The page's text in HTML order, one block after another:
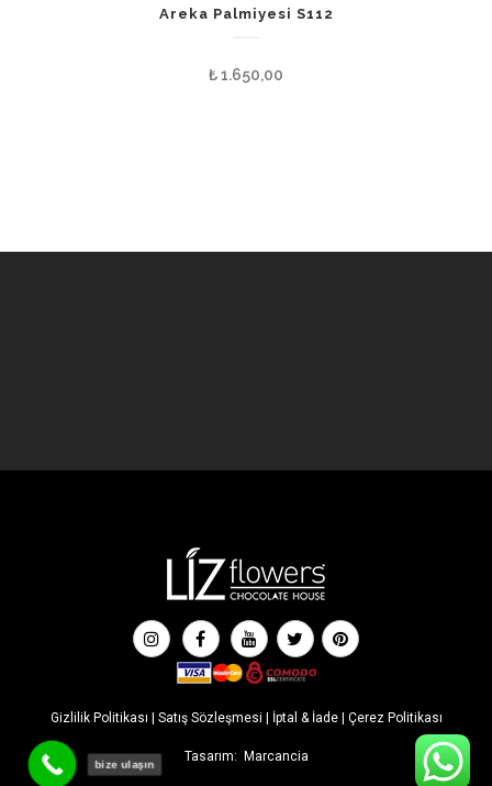
Areka Palmiyesi S112
₺1.650,00
Gizlilik Politikası | Satış Sözleşmesi | İptal & İade| Çerez Politikası
Tasarım: Marcancia
bize ulaşın